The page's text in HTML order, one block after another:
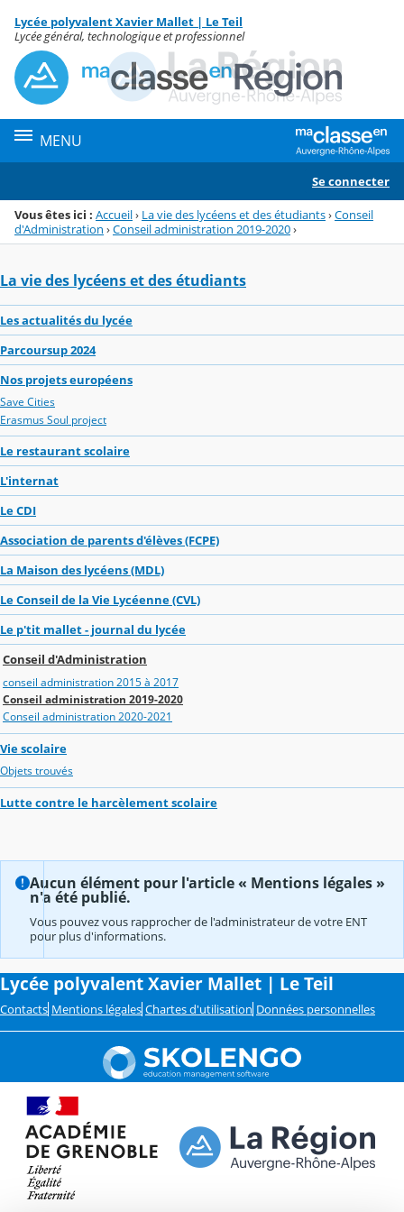
Menu de la rubrique
Contenu
Lycée polyvalent Xavier Mallet | Le Teil
Lycée général, technologique et professionnel
MENU
Se connecter
Vous êtes ici : Accueil› La vie des lycéens et des étudiants›Conseil
d'Administration ›Conseil administration 2019-2020›
La vie des lycéens et des étudiants
Les actualités du lycée
Parcoursup 2024
Nos projets européens
Save Cities
Erasmus Soul project
Le restaurant scolaire
L'internat
Le CDI
Association de parents d'élèves (FCPE)
La Maison des lycéens (MDL)
Le Conseil de la Vie Lycéenne (CVL)
Le p'tit mallet - journal du lycée
Conseil d'Administration
conseil administration 2015 à 2017
Conseil administration 2019-2020
Conseil administration 2020-2021
Vie scolaire
Objets trouvés
Lutte contre le harcèlement scolaire
Aucun élément pour l'article « Mentions légales »
n'a été publié.
Vous pouvez vous rapprocher de l'administrateur de votre ENT
pour plus d'informations.
Lycée polyvalent Xavier Mallet | Le Teil
Contacts Mentions légales Chartes d'utilisation Données personnelles